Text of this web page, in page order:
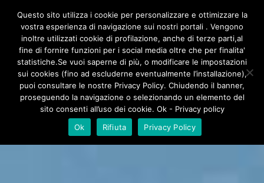
Questo sito utilizza i cookie per personalizzare e ottimizzare la
vostra esperienza di navigazione sui nostri portali . Vengono
inoltre utilizzati cookie di profilazione, anche di terze parti,al
fine di fornire funzioni per i social media oltre che per finalita'
statistiche.Se vuoi saperne di più, o modificare le impostazioni
sui cookies (fino ad escluderne eventualmente l’installazione),
puoi consultare le nostre Privacy Policy. Chiudendo il banner,
proseguendo la navigazione o selezionando un elemento del
sito consenti all’uso dei cookie. Ok - Privacy policy
Ok
Rifiuta Privacy Policy